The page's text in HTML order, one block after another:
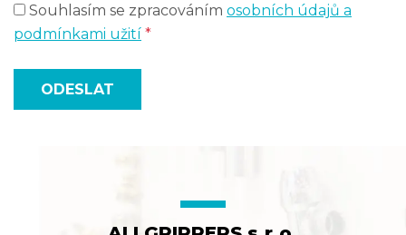
Souhlasím se zpracováním osobních údajů a
podmínkami užití *
ODESLAT